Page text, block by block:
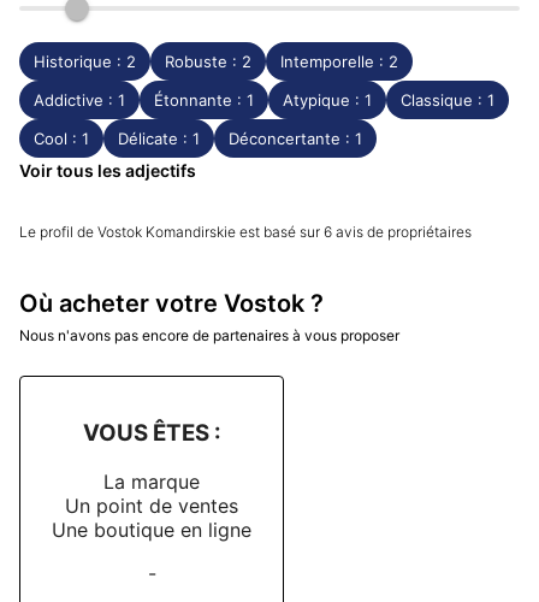
Historique : 2 Robuste : 2
Intemporelle : 2
Addictive : 1
Étonnante : 1 Atypique : 1
Classique : 1
Cool : 1
Délicate : 1 Déconcertante : 1
Voir tous les adjectifs
Le profil de Vostok Komandirskie est basé sur 6 avis de propriétaires
Où acheter votre Vostok ?
Nous n'avons pas encore de partenaires à vous proposer
VOUS ÊTES :
La marque
Un point de ventes
Une boutique en ligne
-